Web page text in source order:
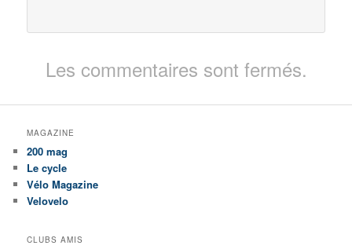
Les commentaires sont fermés.
MAGAZINE
200 mag
Le cycle
Vélo Magazine
Velovelo
CLUBS AMIS